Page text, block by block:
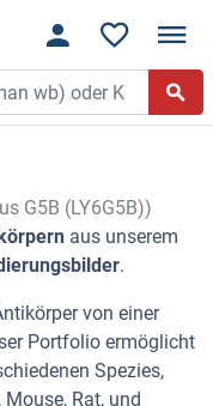
G5B (LY6G5B))
aus unserem
.
von einer
Portfolio ermöglicht
Spezies,
Rat, und